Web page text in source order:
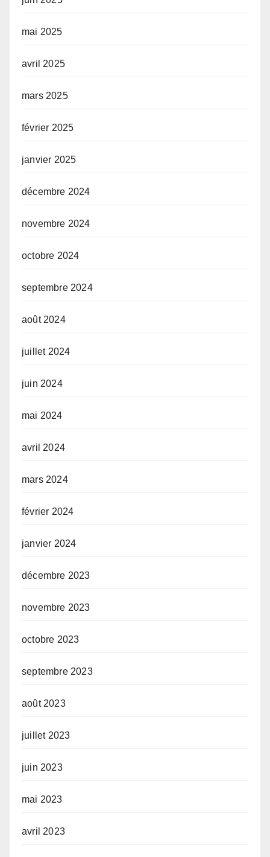
mai 2025
avril 2025
mars 2025
février 2025
janvier 2025
décembre 2024
novembre 2024
octobre 2024
septembre 2024
août 2024
juillet 2024
juin 2024
mai 2024
avril 2024
mars 2024
février 2024
janvier 2024
décembre 2023
novembre 2023
octobre 2023
septembre 2023
août 2023
juillet 2023
juin 2023
mai 2023
avril 2023